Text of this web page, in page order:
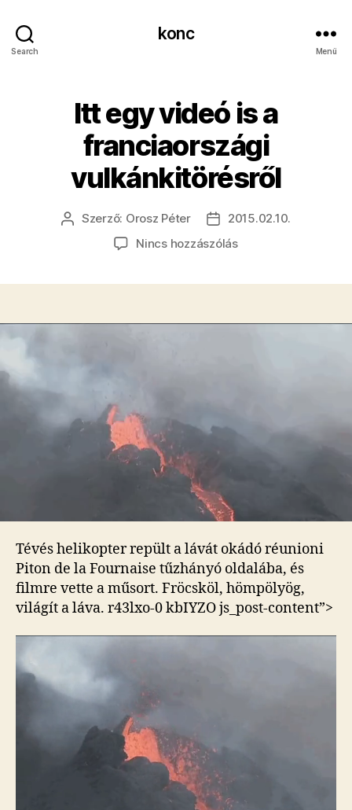
Search
konc
Menü
Itt egy videó is a
franciaországi
vulkánkitörésről
Bejegyzés
Szerző: Orosz Péter
Bejegyzés
dátuma
2015.02.10.
Nincs hozzászólása(z)
a
Tévés helikopter repült a lávát okádó réunioni
Piton de la Fournaise tűzhányó oldalába, és
filmre vette a műsort. Fröcsköl, hömpölyög,
világít a láva. r43lxo-0 kbIYZO js_post-content”>